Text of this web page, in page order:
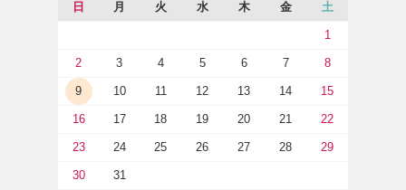
日 月 火 水 木 金 土
1
2 3 4 5 6 7 8
9 10 11 12 13 14 15
16 17 18 19 20 21 22
23 24 25 26 27 28 29
30 31